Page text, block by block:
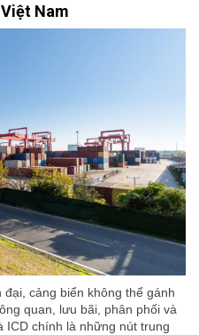
Nam
cảng biển không thể gánh
quan, lưu bãi, phân phối và
ICD chính là những nút trung